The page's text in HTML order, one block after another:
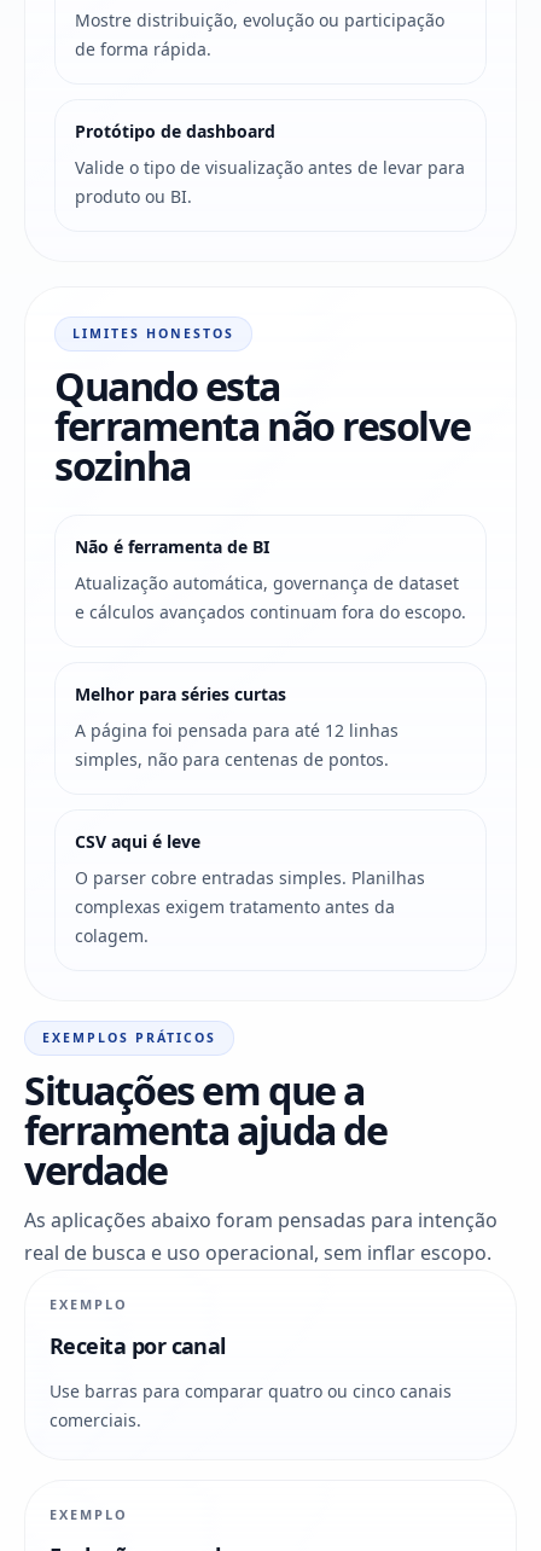
Mostre distribuição, evolução ou participação
de forma rápida.
Protótipo de dashboard
Valide o tipo de visualização antes de levar para
produto ou BI.
LIMITES HONESTOS
Quando esta
ferramenta não resolve
sozinha
Não é ferramenta de BI
Atualização automática, governança de dataset
e cálculos avançados continuam fora do escopo.
Melhor para séries curtas
A página foi pensada para até 12 linhas
simples, não para centenas de pontos.
CSV aqui é leve
O parser cobre entradas simples. Planilhas
complexas exigem tratamento antes da
colagem.
EXEMPLOS PRÁTICOS
Situações em que a
ferramenta ajuda de
verdade
As aplicações abaixo foram pensadas para intenção
real de busca e uso operacional, sem inflar escopo.
EXEMPLO
Receita por canal
Use barras para comparar quatro ou cinco canais
comerciais.
EXEMPLO